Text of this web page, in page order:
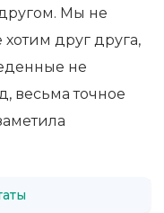
Мы не
друг друга,
не
весьма точное